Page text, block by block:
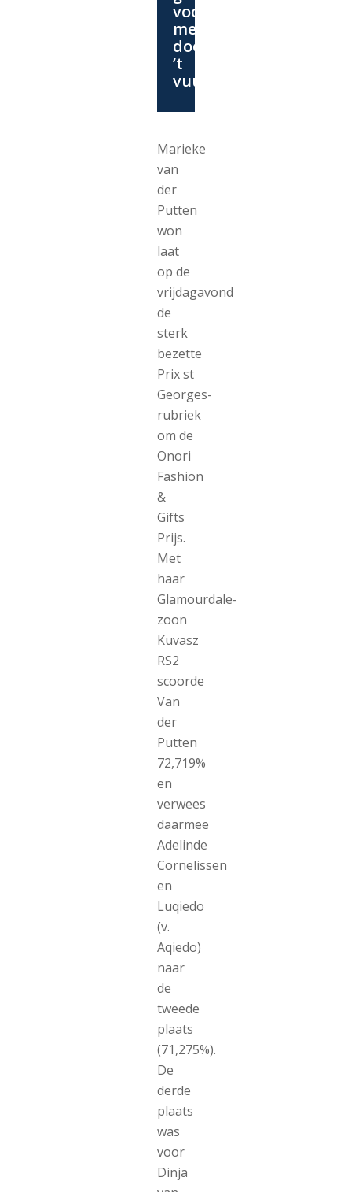
voor
me
door
’t
vuur”
Marieke
van
der
Putten
won
laat
op de
vrijdagavond
de
sterk
bezette
Prix st
Georges-
rubriek
om de
Onori
Fashion
&
Gifts
Prijs.
Met
haar
Glamourdale-
zoon
Kuvasz
RS2
scoorde
Van
der
Putten
72,719%
en
verwees
daarmee
Adelinde
Cornelissen
en
Luqiedo
(v.
Aqiedo)
naar
de
tweede
plaats
(71,275%).
De
derde
plaats
was
voor
Dinja